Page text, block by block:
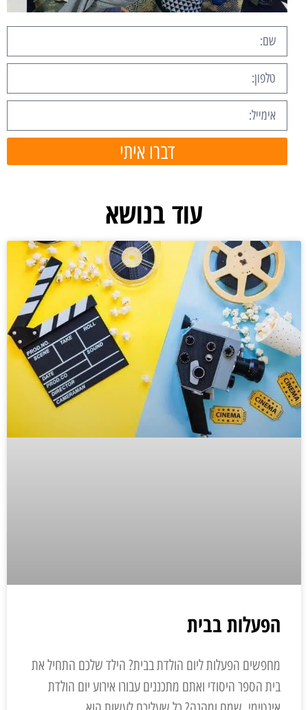
דברו איתי
עוד בנושא
הפעלות בבית
מחפשים הפעלות ליום הולדת בבית? הילד שלכם התחיל את
בית הספר היסודי ואתם מתכננים עבורו אירוע יום הולדת